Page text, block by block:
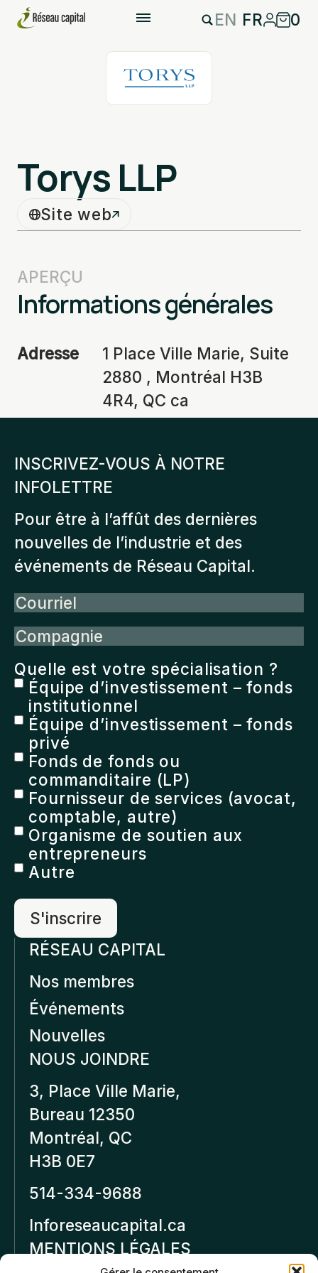
EN FR 0
Torys LLP
Site web
APERÇU
Informations générales
Adresse
1 Place Ville Marie, Suite
2880 , Montréal H3B
4R4, QC ca
INSCRIVEZ-VOUS À NOTRE
INFOLETTRE
Pour être à l’affût des dernières
nouvelles de l’industrie et des
événements de Réseau Capital.
Courriel
Compagnie
Quelle est votre spécialisation ?
Équipe d’investissement – fonds
institutionnel
Équipe d’investissement – fonds
privé
Fonds de fonds ou
commanditaire (LP)
Fournisseur de services (avocat,
comptable, autre)
Organisme de soutien aux
entrepreneurs
Autre
RÉSEAU CAPITAL
Nos membres
Événements
Nouvelles
NOUS JOINDRE
3, Place Ville Marie,
Bureau 12350
Montréal, QC
H3B 0E7
514-334-9688
Inforeseaucapital.ca
MENTIONS LÉGALES